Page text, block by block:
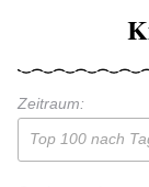
Zeitraum:
Top 100 nach